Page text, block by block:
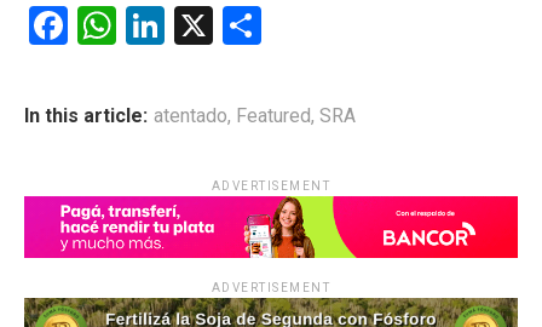
F
ce
o
k
W
at
p
p
Li
ke
X
m
ar
tir
In this article: atentado, Featured, SRA
ADVERTISEMENT
ADVERTISEMENT